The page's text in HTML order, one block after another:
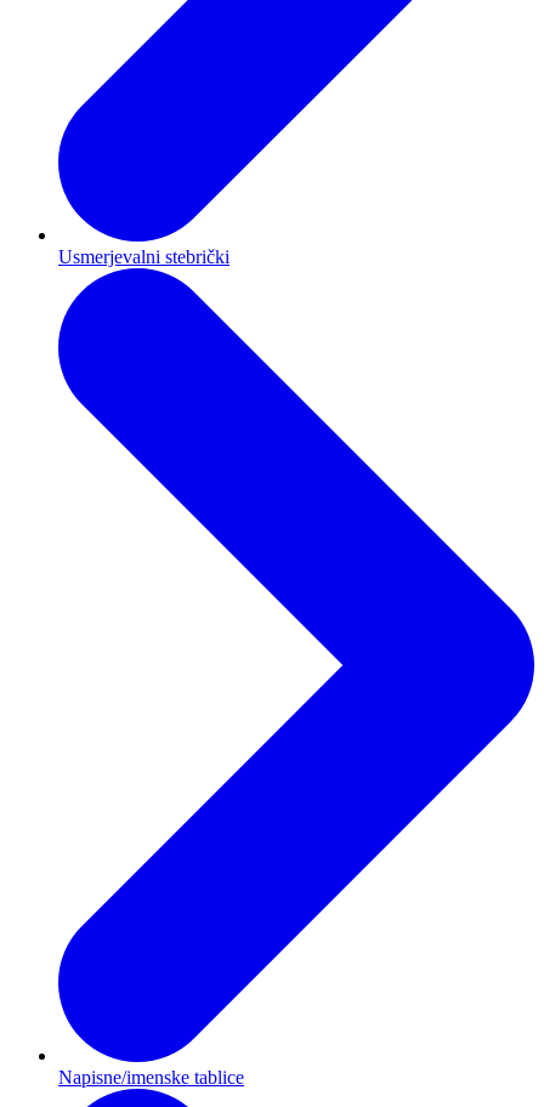
Usmerjevalni stebrički
Napisne/imenske tablice